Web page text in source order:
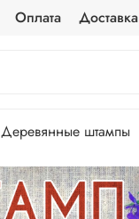
Оплата Доставка
Деревянные штампы